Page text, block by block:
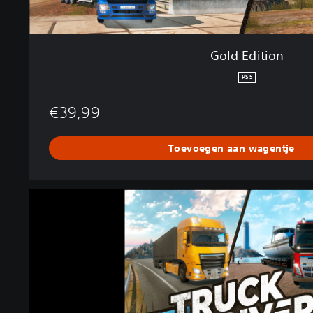
Gold Edition
PS5
€39,99
Toevoegen aan wagentje